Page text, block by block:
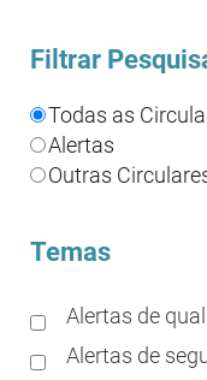
Filtrar
Todas as
Alertas
Outras
Temas
Alertas de
Alertas de